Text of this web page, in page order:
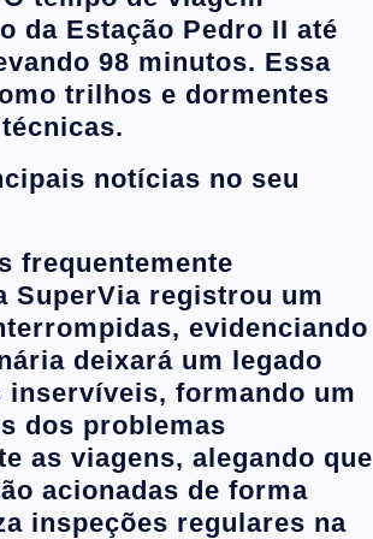
da Estação Pedro II até
98 minutos. Essa
trilhos e dormentes
notícias no seu
frequentemente
SuperVia registrou um
evidenciando
deixará um legado
formando um
dos problemas
as viagens, alegando que
acionadas de forma
inspeções regulares na